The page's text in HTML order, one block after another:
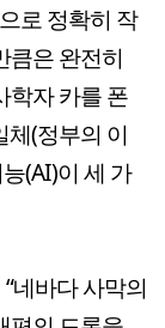
로 정확히 작
큼은 완전히
학자 카를 폰
(정부의 이
(AI)이 세 가
네바다 사막의